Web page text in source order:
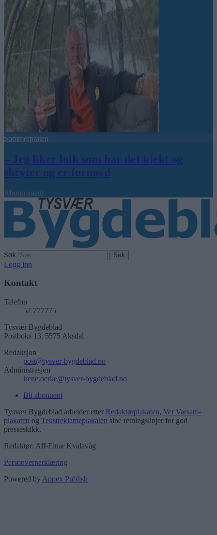
Sommerpraten
– Jeg liker folk som har det kjekt og
skryter og er fornøyd
Abonnement
Søk
Logg inn
Kontakt
Telefon
52 777775
Tysvær Bygdeblad
Postboks 13, 5575 Aksdal
Redaksjon
post@tysver-bygdeblad.no
Administrasjon
irene.oerke@tysver-bygdeblad.no
Bli abonnent
Tysvær Bygdeblad arbeider etter Redaktørplakaten, Ver Varsam-
plakaten og Tekstreklameplakaten sine retningslinjer for god
presseskikk.
Redaktør: Alf-Einar Kvalavåg
Personvernerklæring
Powered by Appex Publish